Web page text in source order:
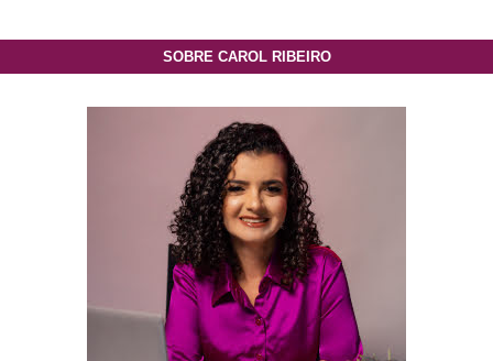
SOBRE CAROL RIBEIRO